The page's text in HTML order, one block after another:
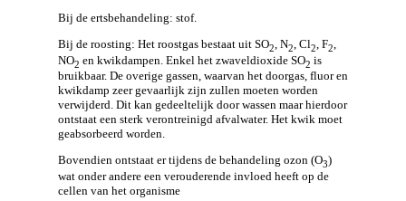
Bij de ertsbehandeling: stof.
Bij de roosting: Het roostgas bestaat uit SO2, N2, Cl2, F2,
NO2 en kwikdampen. Enkel het zwaveldioxide SO2 is
bruikbaar. De overige gassen, waarvan het doorgas, fluor en
kwikdamp zeer gevaarlijk zijn zullen moeten worden
verwijderd. Dit kan gedeeltelijk door wassen maar hierdoor
ontstaat een sterk verontreinigd afvalwater. Het kwik moet
geabsorbeerd worden.
Bovendien ontstaat er tijdens de behandeling ozon (O3)
wat onder andere een verouderende invloed heeft op de
cellen van het organisme